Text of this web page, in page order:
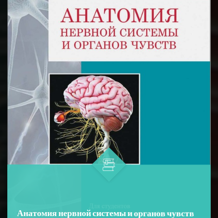
Анатомия нервной системы и органов чувств